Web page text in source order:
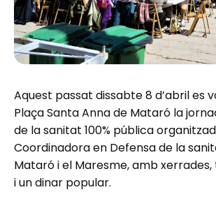
Aquest passat dissabte 8 d’abril es
Plaça Santa Anna de Mataró la
de la sanitat 100% pública
Coordinadora en Defensa de la
Mataró i el Maresme, amb
i un dinar popular.